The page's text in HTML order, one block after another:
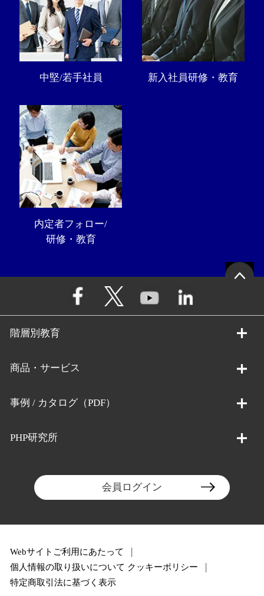
中堅/若手社員 新入社員研修・教育
内定者フォロー/
研修・教育
階層別教育
商品・サービス
事例 / カタログ（PDF）
PHP研究所
会員ログイン
Webサイトご利用にあたって
個人情報の取り扱いについて クッキーポリシー
特定商取引法に基づく表示